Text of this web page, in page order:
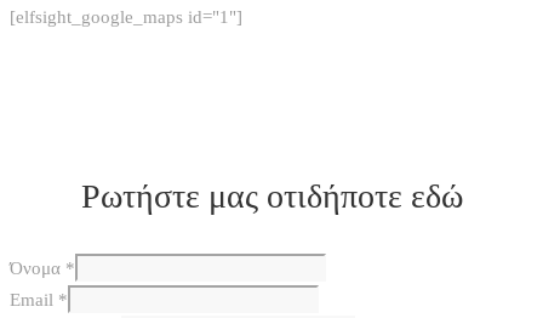
[elfsight_google_maps id="1"]
Ρωτήστε μας οτιδήποτε εδώ
Όνομα *
Email *